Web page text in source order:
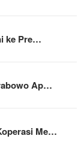
ke Pre…
Ap…
Me…